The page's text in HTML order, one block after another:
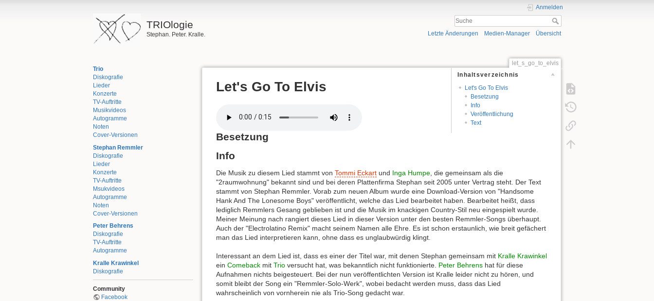
TRIOlogie
Stephan. Peter. Kralle.
Anmelden
Letzte Änderungen Medien-Manager Übersicht
Trio
Diskografie
Lieder
Konzerte
TV-Auftritte
Musikvideos
Autogramme
Noten
Cover-Versionen
Stephan Remmler
Diskografie
Lieder
Konzerte
TV-Auftritte
Msukvideos
Autogramme
Noten
Cover-Versionen
Peter Behrens
Diskografie
TV-Auftritte
Autogramme
Kralle Krawinkel
Diskografie
Community
Facebook
let_s_go_to_elvis
Inhaltsverzeichnis
Let's Go To Elvis
Besetzung
Info
Veröffentlichung
Text
Let's Go To Elvis
Besetzung
Info
Die Musik zu diesem Lied stammt von Tommi Eckart und Inga Humpe , die gemeinsam als die
"2raumwohnung" bekannt sind und bei deren Plattenfirma Stephan seit 2005 unter Vertrag steht. Der Text
stammt von Stephan Remmler. Vorab zum neuen Album wurde eine Download-Version von "Handsome
Hank And The Lonesome Boys" veröffentlicht, welche das Lied bearbeitet haben. Bearbeitet heißt, dass
lediglich Remmlers Gesang geblieben ist und die Musik im knackigen Country-Stil neu eingespielt wurde.
Meiner Meinung nach rangiert dieses Lied in dieser Version unter den besten Remmler-Songs überhaupt.
Auch der "Electrolatino Remix" macht seinem Namen alle Ehre. Es ist schon erstaunlich, wie breit gefächert
man das Lied interpretieren kann, ohne dass es unglaubwürdig klingt.
Interessant an dem Lied ist, dass es einer der Titel war, mit denen Stephan gemeinsam mit Kralle Krawinkel
ein Comeback mit Trio versucht hat, was bekanntlich nicht funktionierte. Peter Behrens hat für diese
Aufnahmen nichts beigesteuert. Bei der nun veröffentlichten Version ist Kralle leider nicht zu hören, und
somit bleibt der Song ein "Remmler-Solo-Werk", wobei bedacht werden muss, dass das Lied
wahrscheinlich von vornherein nie als Trio-Song gedacht war.